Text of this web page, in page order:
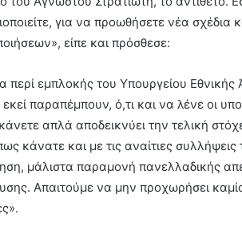
για να προωθήσετε νέα
είπε και πρόσθεσε:
περί εμπλοκής του Υπουργείου
παραπέμπουν, ό,τι και να λένε οι
απλά αποδεικνύει την τελική
κάνατε και με τις αναίτιες
μάλιστα παραμονή πανελλαδικής
Απαιτούμε να μην προχωρήσει